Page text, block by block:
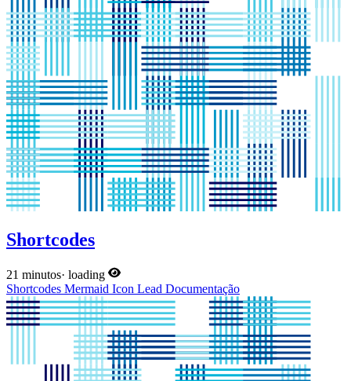
Shortcodes
21 minutos· loading
Shortcodes Mermaid Icon Lead Documentação